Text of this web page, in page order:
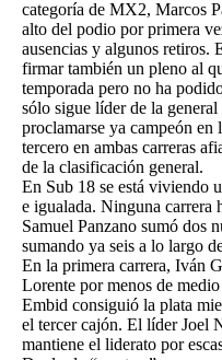
categoría de MX2, Marcos
alto del podio por primera
ausencias y algunos
firmar también un pleno al
temporada pero no ha
sólo sigue líder de la
proclamarse ya campeón en
tercero en ambas carreras
de la clasificación general.
En Sub 18 se está viviendo
e igualada. Ninguna carrera
Samuel Panzano sumó dos
sumando ya seis a lo largo
En la primera carrera, Iván
Lorente por menos de
Embid consiguió la plata
el tercer cajón. El líder Joel
mantiene el liderato por